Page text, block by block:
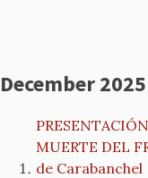
December 2025
MUERTE DEL
de Carabanchel